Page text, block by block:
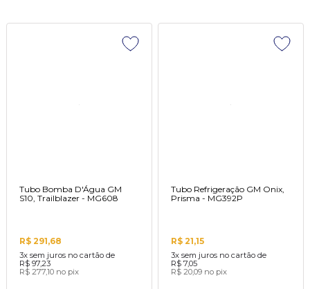
Tubo Bomba D'Água GM
S10, Trailblazer - MG608
R$ 291,68
3x sem juros no cartão de
R$ 97,23
R$ 277,10 no pix
Tubo Refrigeração GM Onix,
Prisma - MG392P
R$ 21,15
3x sem juros no cartão de
R$ 7,05
R$ 20,09 no pix